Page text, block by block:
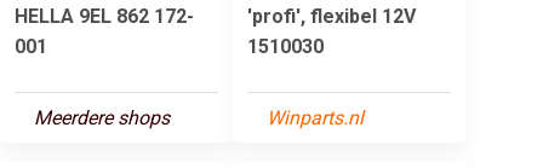
HELLA 9EL 862 172-
001
Meerdere shops
'profi', flexibel 12V
1510030
Winparts.nl